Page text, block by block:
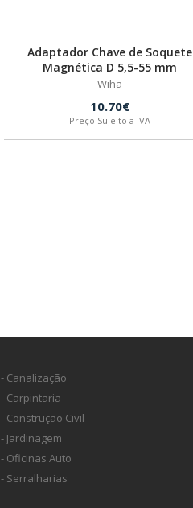
Adaptador Chave de Soquete
Magnética D 5,5-55 mm
Wiha
10.70€
Preço Sujeito a IVA
- Canalização
- Carpintaria
- Construção Civil
- Jardinagem
- Oficinas Auto
- Serralharias